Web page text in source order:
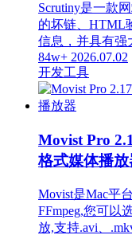
Scrutiny是一款
的坏链、HTML
信息，并具有强
84w+ 2026.07.02
开发工具
Movist Pro
格式媒体播放
Movist是Mac平
FFmpeg,您可以
放,支持.avi、